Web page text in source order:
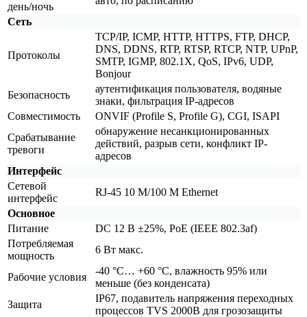
день/ночь
Сеть
Протоколы
TCP/IP, ICMP, HTTP, HTTPS, FTP, DHCP,
DNS, DDNS, RTP, RTSP, RTCP, NTP, UPnP,
SMTP, IGMP, 802.1X, QoS, IPv6, UDP,
Bonjour
Безопасность
аутентификация пользователя, водяные
знаки, фильтрация IP-адресов
Совместимость
ONVIF (Profile S, Profile G), CGI, ISAPI
Срабатывание
тревоги
обнаружение несанкционированных
действий, разрыв сети, конфликт IP-
адресов
Интерфейс
Сетевой
интерфейс
RJ-45 10 M/100 M Ethernet
Основное
Питание
DC 12 В ±25%, PoE (IEEE 802.3af)
Потребляемая
мощность
6 Вт макс.
Рабочие условия
-40 °С… +60 °С, влажность 95% или
меньше (без конденсата)
Защита
IP67, подавитель напряжения переходных
процессов TVS 2000B для грозозащиты